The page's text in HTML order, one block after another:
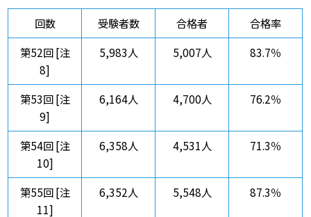
回数
受験者数 合格者
合格率
第52回 [注
8]
5,983人 5,007人 83.7％
第53回 [注
9]
6,164人 4,700人 76.2％
第54回 [注
10]
6,358人 4,531人 71.3％
第55回 [注
11]
6,352人 5,548人 87.3％